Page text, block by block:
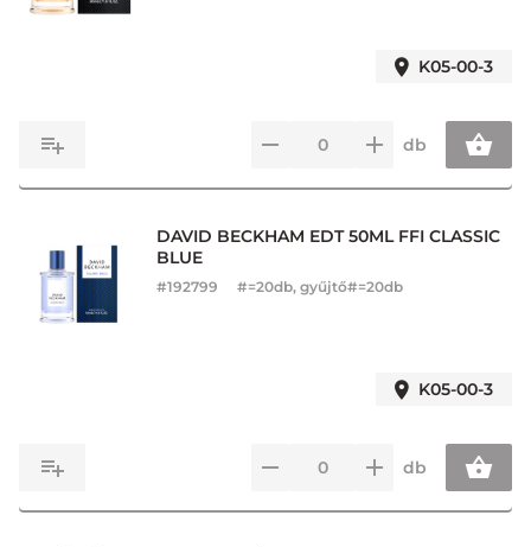
K05-00-3
db
DAVID BECKHAM EDT 50ML FFI CLASSIC
BLUE
#192799 #=20db, gyűjtő#=20db
K05-00-3
db